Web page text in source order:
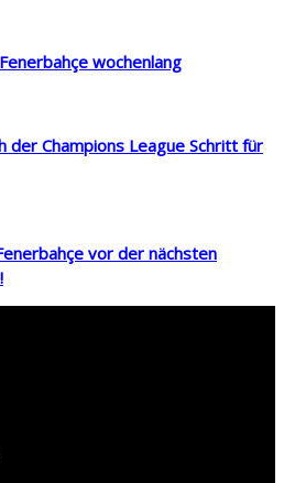
wochenlang
der Champions League Schritt für
vor der nächsten